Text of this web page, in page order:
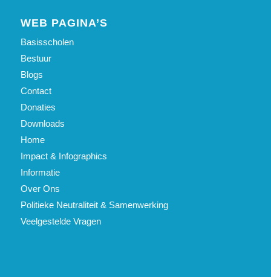
WEB PAGINA’S
Basisscholen
Bestuur
Blogs
Contact
Donaties
Downloads
Home
Impact & Infographics
Informatie
Over Ons
Politieke Neutraliteit & Samenwerking
Veelgestelde Vragen